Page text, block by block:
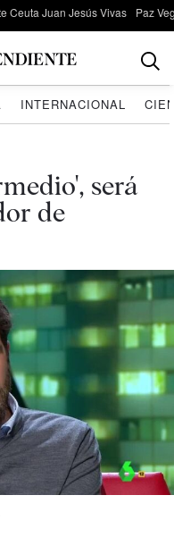
Ceuta Juan Jesús Vivas Paz
INTERNACIONAL
será
de